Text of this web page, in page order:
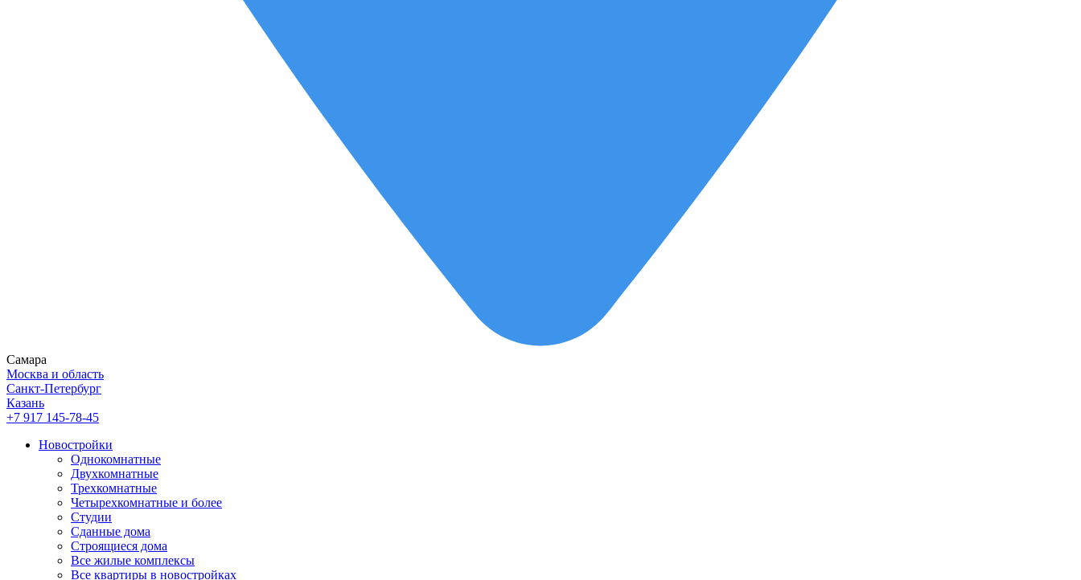
Самара
Москва и область
Санкт-Петербург
Казань
+7 917 145-78-45
Новостройки
Однокомнатные
Двухкомнатные
Трехкомнатные
Четырехкомнатные и более
Студии
Сданные дома
Строящиеся дома
Все жилые комплексы
Все квартиры в новостройках